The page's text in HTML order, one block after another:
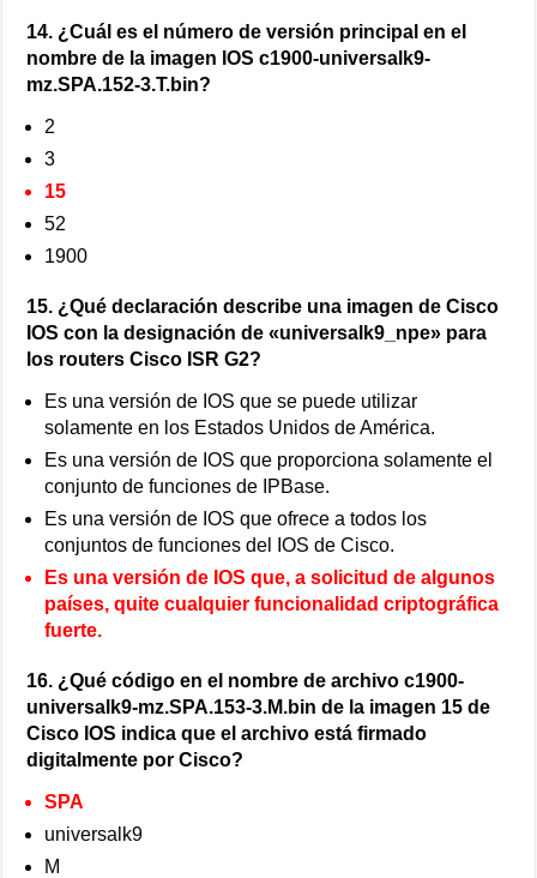
14. ¿Cuál es el número de versión principal en el
nombre de la imagen IOS c1900-universalk9-
mz.SPA.152-3.T.bin?
2
3
15
52
1900
15. ¿Qué declaración describe una imagen de Cisco
IOS con la designación de «universalk9_npe» para
los routers Cisco ISR G2?
Es una versión de IOS que se puede utilizar
solamente en los Estados Unidos de América.
Es una versión de IOS que proporciona solamente el
conjunto de funciones de IPBase.
Es una versión de IOS que ofrece a todos los
conjuntos de funciones del IOS de Cisco.
Es una versión de IOS que, a solicitud de algunos
países, quite cualquier funcionalidad criptográfica
fuerte.
16. ¿Qué código en el nombre de archivo c1900-
universalk9-mz.SPA.153-3.M.bin de la imagen 15 de
Cisco IOS indica que el archivo está firmado
digitalmente por Cisco?
SPA
universalk9
M